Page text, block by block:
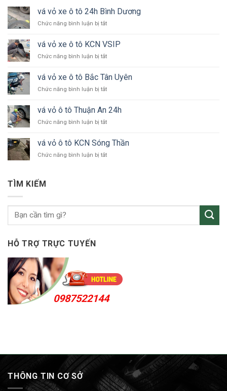
vá vỏ xe ô tô 24h Bình Dương
Chức năng bình luận bị tắtở
vỏ
xe
ô
24h
Dương
vá vỏ xe ô tô KCN VSIP
Chức năng bình luận bị tắtở
vỏ
xe
ô
KCN
vá vỏ xe ô tô Bắc Tân Uyên
Chức năng bình luận bị tắtở
vỏ
xe
ô
Bắc
Tân
Uyên
vá vỏ ô tô Thuận An 24h
Chức năng bình luận bị tắtở
ô
tô
vá vỏ ô tô KCN Sóng Thần
Chức năng bình luận bị tắtở
Sóng
TÌM KIẾM
HỖ TRỢ TRỰC TUYẾN
0987522144
THÔNG TIN CƠ SỞ